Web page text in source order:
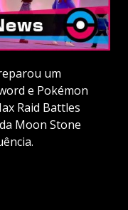
um
e Pokémon
Raid Battles
Moon Stone